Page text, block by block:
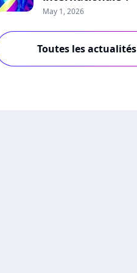
May 1, 2026
Toutes les actualités